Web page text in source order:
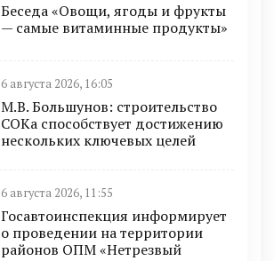
Беседа «Овощи, ягоды и фрукты
— самые витаминные продукты»
6 августа 2026, 16:05
М.В. Большунов: строительство
СОКа способствует достижению
нескольких ключевых целей
6 августа 2026, 11:55
Госавтоинспекция информирует
о проведении на территории
районов ОПМ «Нетрезвый